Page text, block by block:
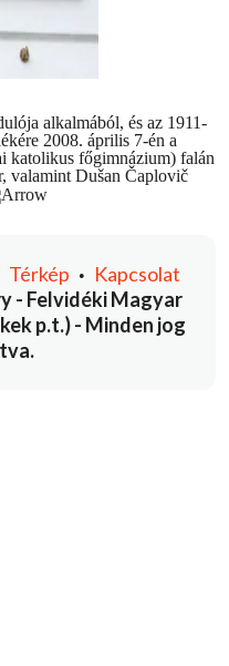
alkalmából, és az 1911-
2008. április 7-én a
katolikus főgimnázium) falán
valamint Dušan Čaplovič
- Felvidéki Magyar
p.t.) - Minden jog
Térkép • Kapcsolat